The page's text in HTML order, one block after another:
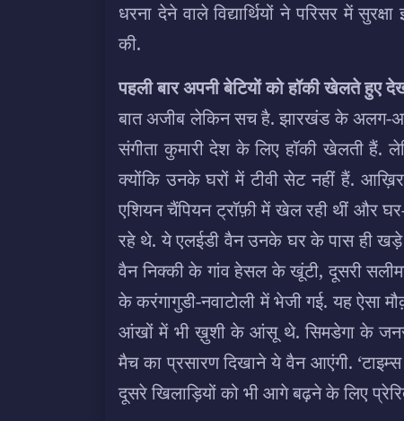
धरना देने वाले विद्यार्थियों ने परिसर में
की.
पहली बार अपनी बेटियों को हॉकी खेलते हुए
बात अजीब लेकिन सच है. झारखंड के अलग-
संगीता कुमारी देश के लिए हॉकी खेलती हैं.
क्योंकि उनके घरों में टीवी सेट नहीं हैं.
एशियन चैंपियन ट्रॉफ़ी में खेल रही थीं और
रहे थे. ये एलईडी वैन उनके घर के पास ही
वैन निक्की के गांव हेसल के खूंटी, दूसरी
के करंगागुडी-नवाटोली में भेजी गई. यह ऐसा
आंखों में भी ख़ुशी के आंसू थे. सिमडेगा के
मैच का प्रसारण दिखाने ये वैन आएंगी.
दूसरे खिलाड़ियों को भी आगे बढ़ने के लिए